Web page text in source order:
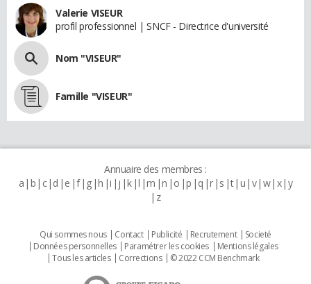
Valerie VISEUR
profil professionnel | SNCF - Directrice d'université
Nom "VISEUR"
Famille "VISEUR"
Annuaire des membres :
a b c d e f g h i j k l m n o p q r s t u v w x y
z
Qui sommes nous Contact Publicité Recrutement
Societé
Données personnelles
Paramétrer les cookies
Mentions légales
Tous les articles
Corrections © 2022 CCM Benchmark